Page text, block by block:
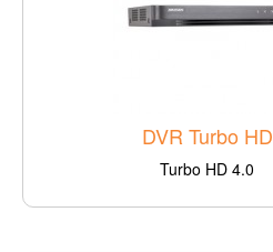
DVR Turbo HD
Turbo HD 4.0